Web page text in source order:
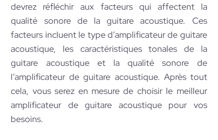
devrez réfléchir aux facteurs qui affectent la
qualité sonore de la guitare acoustique. Ces
facteurs incluent le type d’amplificateur de guitare
acoustique, les caractéristiques tonales de la
guitare acoustique et la qualité sonore de
l’amplificateur de guitare acoustique. Après tout
cela, vous serez en mesure de choisir le meilleur
amplificateur de guitare acoustique pour vos
besoins.